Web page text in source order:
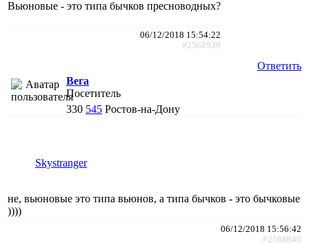
Вьюновые - это типа бычков пресноводных?
06/12/2018 15:54:22
#2568939
Ответить
Вега
Посетитель
330 545 Ростов-на-Дону
Skystranger
не, вьюновые это типа вьюнов, а типа бычков - это бычковые
))))
06/12/2018 15:56:42
#2568940